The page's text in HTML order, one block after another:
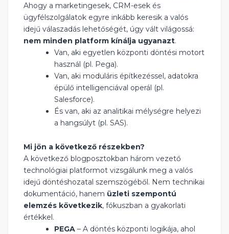
Ahogy a marketingesek, CRM-esek és
ügyfélszolgálatok egyre inkább keresik a valós
idejű válaszadás lehetőségét, úgy vált világossá:
nem minden platform kínálja ugyanazt.
Van, aki egyetlen központi döntési motort
használ (pl. Pega).
Van, aki moduláris építkezéssel, adatokra
épülő intelligenciával operál (pl.
Salesforce).
És van, aki az analitikai mélységre helyezi
a hangsúlyt (pl. SAS).
Mi jön a következő részekben?
A következő blogposztokban három vezető
technológiai platformot vizsgálunk meg a valós
idejű döntéshozatal szemszögéből. Nem technikai
dokumentáció, hanem üzleti szempontú
elemzés következik, fókuszban a gyakorlati
értékkel.
PEGA – A döntés központi logikája, ahol